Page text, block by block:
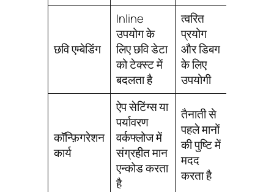
छवि एम्बेडिंग
Inline
उपयोग के
लिए छवि डेटा
को टेक्स्ट में
बदलता है
त्वरित
प्रयोग
और डिबग
के लिए
उपयोगी
कॉन्फ़िगरेशन
कार्य
ऐप सेटिंग्स या
पर्यावरण
वर्कफ्लोज में
संग्रहीत मान
एन्कोड करता
है
तैनाती से
पहले मानों
की पुष्टि में
मदद
करता है